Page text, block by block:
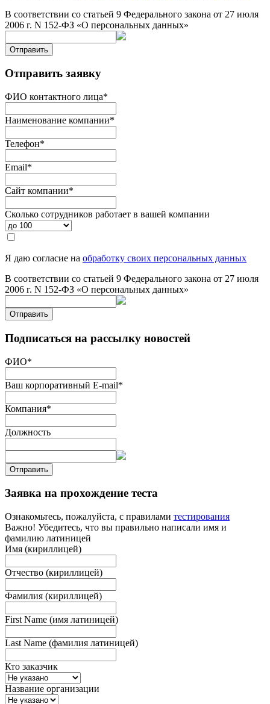
В соответствии со статьей 9 Федерального закона от 27 июля
2006 г. N 152-ФЗ «О персональных данных»
Отправить
Отправить заявку
ФИО контактного лица*
Наименование компании*
Телефон*
Email*
Сайт компании*
Сколько сотрудников работает в вашей компании
Я даю согласие на обработку своих персональных данных
В соответствии со статьей 9 Федерального закона от 27 июля
2006 г. N 152-ФЗ «О персональных данных»
Отправить
Подписаться на рассылку новостей
ФИО*
Ваш корпоративный E-mail*
Компания*
Должность
Отправить
Заявка на прохождение теста
Ознакомьтесь, пожалуйста, с правилами тестирования
Важно! Убедитесь, что вы правильно написали имя и
фамилию латиницей
Имя (кириллицей)
Отчество (кириллицей)
Фамилия (кириллицей)
First Name (имя латиницей)
Last Name (фамилия латиницей)
Кто заказчик
Название организации